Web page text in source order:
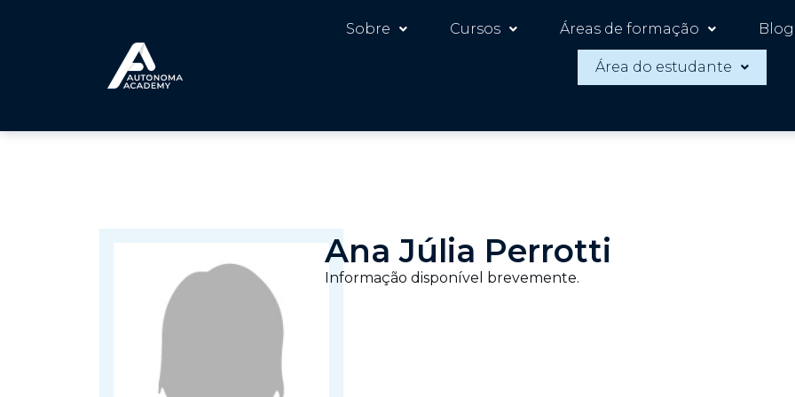
Sobre Cursos Áreas de formação
Área do estudante
Ana Júlia Perrotti
Informação disponível brevemente.